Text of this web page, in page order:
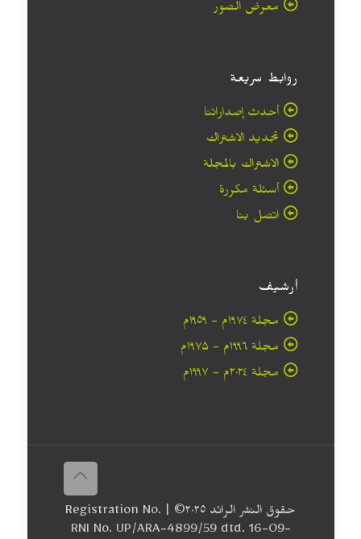
معرض الصور
روابط سريعة
أحدث إصداراتنا
تجديد الاشتراك
الاشتراك بالمجلة
أسئلة مكررة
اتصل بنا
أرشيف
مجلة ۱۹۷٤م - ١٩٥٩م
مجلة ۱۹۹٦م - ۱۹۷۵م
مجلة ۲۰۲٤م - ۱۹۹۷م
حقوق النشر الرائد ٢٠۲٥© | Registration No.
RNI No. UP/ARA-4899/59 dtd. 16-09-